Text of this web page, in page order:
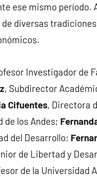
ese mismo
diversas
Investigador de
, Subdirector
Cifuentes, Directora
de los Andes;
del Desarrollo;
de Libertad y
de la Universidad